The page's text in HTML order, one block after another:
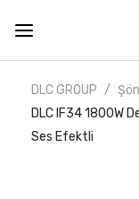
DLC GROUP
DLC IF34 1800W
Ses Efektli